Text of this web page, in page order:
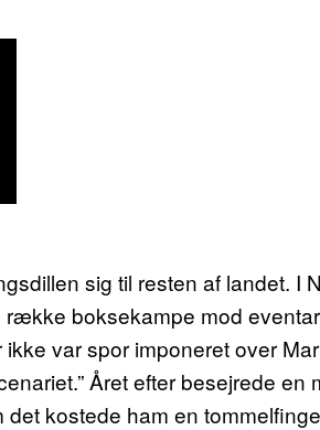
sig til resten af landet. I
boksekampe mod
ikke var spor imponeret over
Året efter besejrede
kostede ham en